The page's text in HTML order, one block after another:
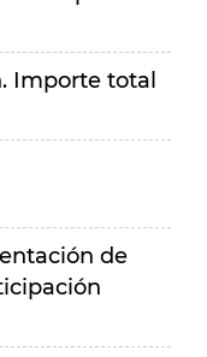
Importe total
de